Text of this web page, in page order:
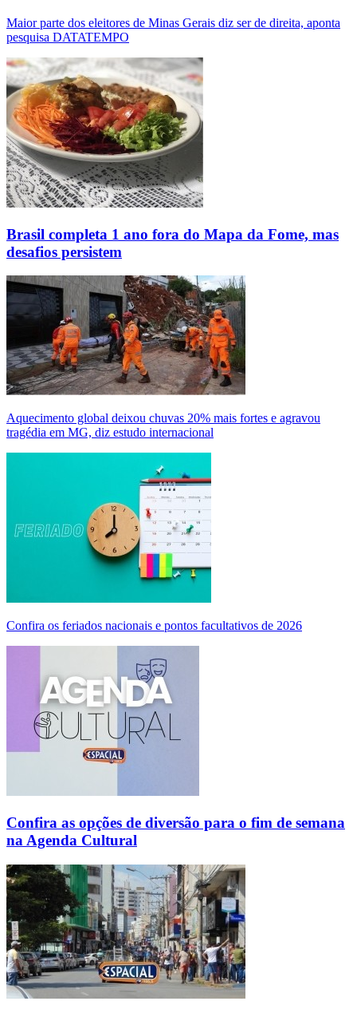
Maior parte dos eleitores de Minas Gerais diz ser de direita, aponta
pesquisa DATATEMPO
Brasil completa 1 ano fora do Mapa da Fome, mas
desafios persistem
Aquecimento global deixou chuvas 20% mais fortes e agravou
tragédia em MG, diz estudo internacional
Confira os feriados nacionais e pontos facultativos de 2026
Confira as opções de diversão para o fim de semana
na Agenda Cultural